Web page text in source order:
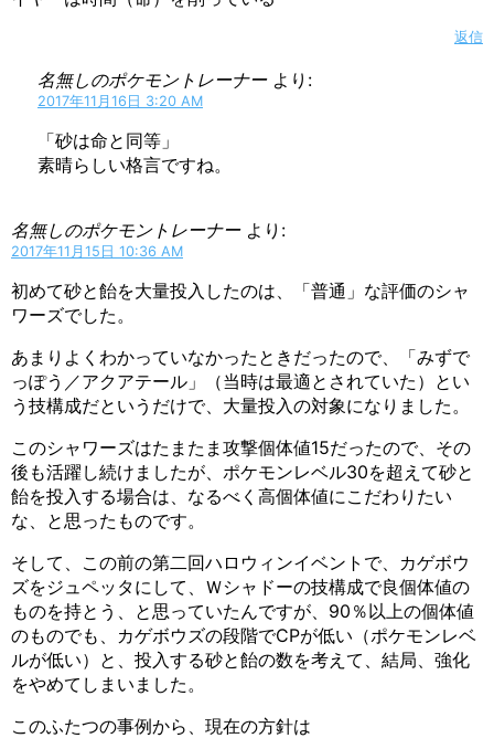
返信
名無しのポケモントレーナー より:
2017年11月16日 3:20 AM
「砂は命と同等」
素晴らしい格言ですね。
名無しのポケモントレーナー より:
2017年11月15日 10:36 AM
初めて砂と飴を大量投入したのは、「普通」な評価のシャ
ワーズでした。
あまりよくわかっていなかったときだったので、「みずで
っぽう／アクアテール」（当時は最適とされていた）とい
う技構成だというだけで、大量投入の対象になりました。
このシャワーズはたまたま攻撃個体値15だったので、その
後も活躍し続けましたが、ポケモンレベル30を超えて砂と
飴を投入する場合は、なるべく高個体値にこだわりたい
な、と思ったものです。
そして、この前の第二回ハロウィンイベントで、カゲボウ
ズをジュペッタにして、Ｗシャドーの技構成で良個体値の
ものを持とう、と思っていたんですが、90％以上の個体値
のものでも、カゲボウズの段階でCPが低い（ポケモンレベ
ルが低い）と、投入する砂と飴の数を考えて、結局、強化
をやめてしまいました。
このふたつの事例から、現在の方針は